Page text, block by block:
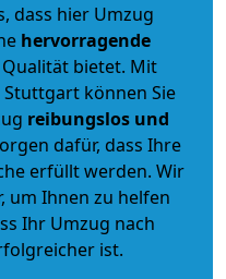
dass hier Umzug
hervorragende
bietet. Mit
können Sie
reibungslos und
dafür, dass Ihre
erfüllt werden. Wir
um Ihnen zu helfen
Ihr Umzug nach
ist.